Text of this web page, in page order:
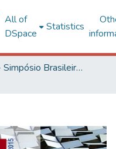
All of
DSpace
Statistics
SBQP - Simpósio Brasileiro de Qualidade do Projeto no Ambiente Construído